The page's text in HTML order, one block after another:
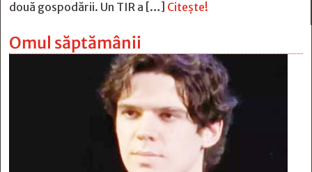
două gospodării. Un TIR a […] Citește!
Omul săptămânii